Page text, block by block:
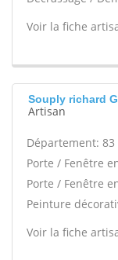
Voir la fiche
Souply richard
Artisan
Département: 83
Porte / Fenêtre
Porte / Fenêtre
Peinture
Voir la fiche